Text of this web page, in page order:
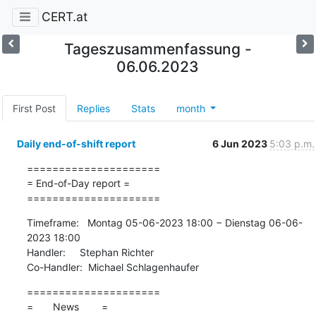
CERT.at
Tageszusammenfassung -
06.06.2023
First Post Replies Stats month
Daily end-of-shift report 6 Jun 2023 5:03 p.m.
=====================
= End-of-Day report =
=====================
Timeframe:   Montag 05-06-2023 18:00 − Dienstag 06-06-
2023 18:00
Handler:     Stephan Richter
Co-Handler:  Michael Schlagenhaufer
=====================
=       News        =